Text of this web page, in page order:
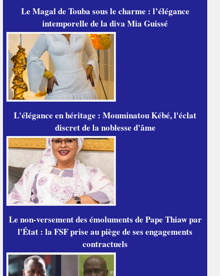
Le Magal de Touba sous le charme : l’élégance
intemporelle de la diva Mia Guissé
L'élégance en héritage : Mouminatou Kébé, l'éclat
discret de la noblesse d'âme
Le non-versement des émoluments de Pape Thiaw par
l'État : la FSF prise au piège de ses engagements
contractuels